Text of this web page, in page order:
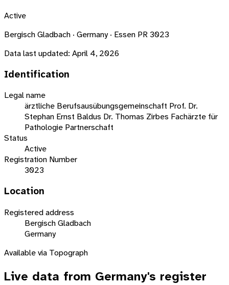
Active
Bergisch Gladbach · Germany · Essen PR 3023
Data last updated: April 4, 2026
Identification
Legal name
ärztliche Berufsausübungsgemeinschaft Prof. Dr.
Stephan Ernst Baldus Dr. Thomas Zirbes Fachärzte für
Pathologie Partnerschaft
Status
Active
Registration Number
3023
Location
Registered address
Bergisch Gladbach
Germany
Available via Topograph
Live data from Germany's register